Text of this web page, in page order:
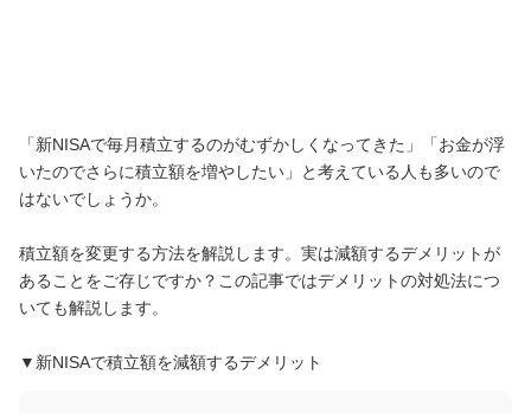
「新NISAで毎月積立するのがむずかしくなってきた」「お金が浮
いたのでさらに積立額を増やしたい」と考えている人も多いので
はないでしょうか。
積立額を変更する方法を解説します。実は減額するデメリットが
あることをご存じですか？この記事ではデメリットの対処法につ
いても解説します。
▼新NISAで積立額を減額するデメリット